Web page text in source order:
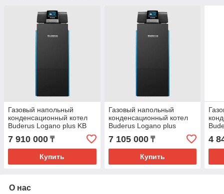
Газовый напольный
конденсационный котел
Buderus Logano plus KB
7 910 000 ₸
Купить
Газовый напольный
конденсационный котел
Buderus Logano plus
7 105 000₸
Купить
4
О нас